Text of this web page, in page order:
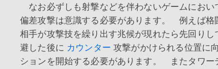
なお必ずしも射撃などを伴わないゲームにおい
偏差攻撃は意識する必要があります。 例えば格
相手が攻撃技を繰り出す兆候が現れたら先回りし
避した後に カウンター 攻撃がかけられる位置に
ションを開始する必要があります。 またタワー